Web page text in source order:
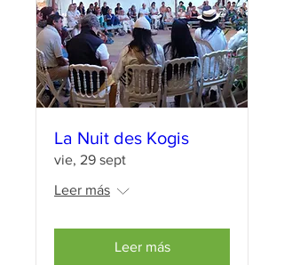
La Nuit des Kogis
vie, 29 sept
Leer más
Leer más